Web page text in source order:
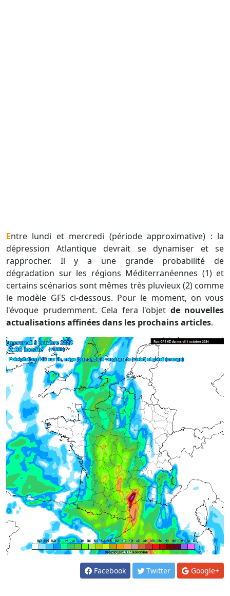
Entre lundi et mercredi (période approximative) : la
dépression Atlantique devrait se dynamiser et se
rapprocher. Il y a une grande probabilité de
dégradation sur les régions Méditerranéennes (1) et
certains scénarios sont mêmes très pluvieux (2) comme
le modèle GFS ci-dessous. Pour le moment, on vous
l'évoque prudemment. Cela fera l'objet de nouvelles
actualisations affinées dans les prochains articles.
Facebook Twitter Google+